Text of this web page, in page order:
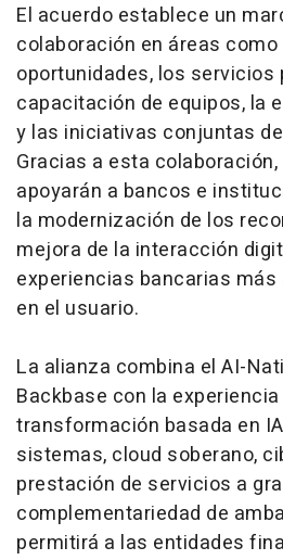
El acuerdo establece un
colaboración en áreas
oportunidades, los servicios
capacitación de equipos, la
y las iniciativas conjuntas
Gracias a esta
apoyarán a bancos e
la modernización de los
mejora de la interacción
experiencias bancarias
en el usuario.
La alianza combina el AI-
Backbase con la
transformación basada en
sistemas, cloud soberano,
prestación de servicios a
complementariedad de
permitirá a las entidades